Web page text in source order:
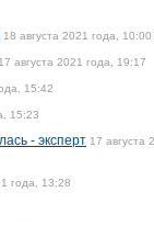
18 августа 2021 года, 10:00
17 августа 2021 года, 19:17
15:42
15:23
- эксперт 17 августа
года, 13:28